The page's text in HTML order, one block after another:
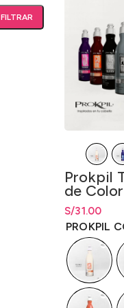
FILTRAR
Prokpil
de Color
S/31.00
Rango de
S/31.00
PROKPIL